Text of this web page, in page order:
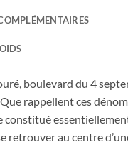
boulevard du 4
rappellent ces
constitué
retrouver au centre